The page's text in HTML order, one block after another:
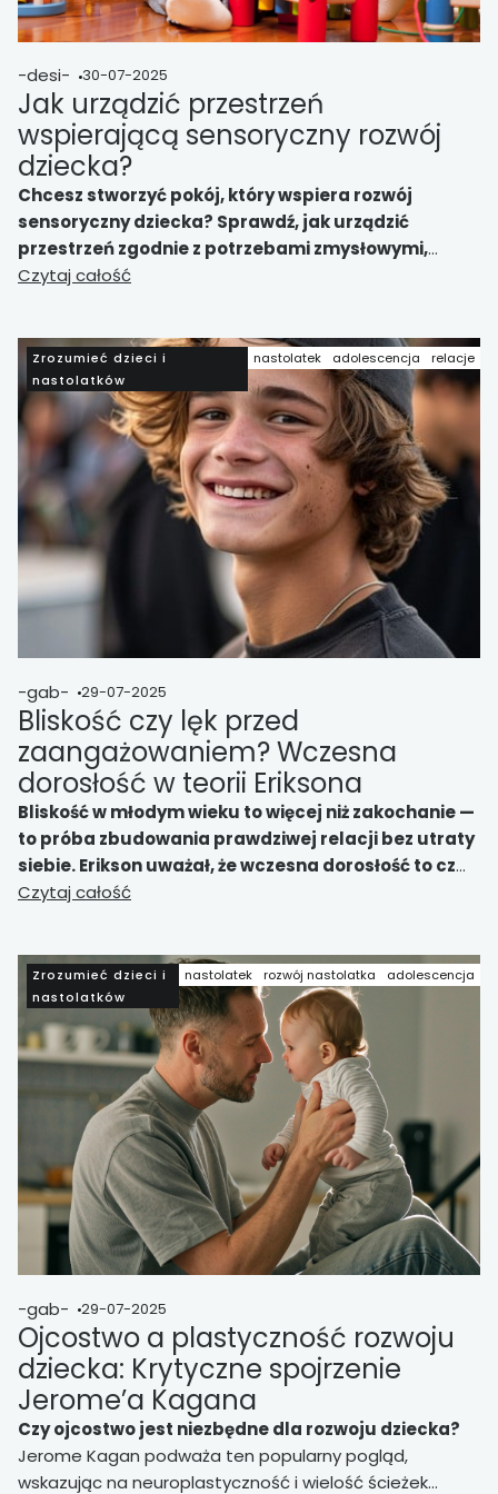
-desi- 30-07-2025
Jak urządzić przestrzeń
wspierającą sensoryczny rozwój
dziecka?
Chcesz stworzyć pokój, który wspiera rozwój
sensoryczny dziecka? Sprawdź, jak urządzić
przestrzeń zgodnie z potrzebami zmysłowymi,
wskazaniami psychologów i z wykorzystaniem
Czytaj całość
Zrozumieć dzieci i
nastolatków
nastolatek adolescencja relacje
-gab- 29-07-2025
Bliskość czy lęk przed
zaangażowaniem? Wczesna
dorosłość w teorii Eriksona
Bliskość w młodym wieku to więcej niż zakochanie —
to próba zbudowania prawdziwej relacji bez utraty
siebie. Erikson uważał, że wczesna dorosłość to czas
próby: intymność kontra izolacja. Jak wspierać
Czytaj całość
Zrozumieć dzieci i
nastolatków
nastolatek rozwój nastolatka adolescencja
-gab- 29-07-2025
Ojcostwo a plastyczność rozwoju
dziecka: Krytyczne spojrzenie
Jerome’a Kagana
Czy ojcostwo jest niezbędne dla rozwoju dziecka?
Jerome Kagan podważa ten popularny pogląd,
wskazując na neuroplastyczność i wielość ścieżek